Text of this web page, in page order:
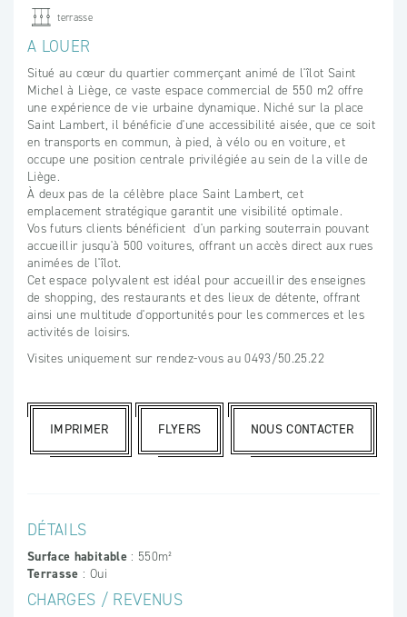
terrasse
A LOUER
Situé au cœur du quartier commerçant animé de l'îlot Saint
Michel à Liège, ce vaste espace commercial de 550 m2 offre
une expérience de vie urbaine dynamique. Niché sur la place
Saint Lambert, il bénéficie d'une accessibilité aisée, que ce soit
en transports en commun, à pied, à vélo ou en voiture, et
occupe une position centrale privilégiée au sein de la ville de
Liège.
À deux pas de la célèbre place Saint Lambert, cet
emplacement stratégique garantit une visibilité optimale.
Vos futurs clients bénéficient d'un parking souterrain pouvant
accueillir jusqu'à 500 voitures, offrant un accès direct aux rues
animées de l'îlot.
Cet espace polyvalent est idéal pour accueillir des enseignes
de shopping, des restaurants et des lieux de détente, offrant
ainsi une multitude d'opportunités pour les commerces et les
activités de loisirs.
Visites uniquement sur rendez-vous au 0493/50.25.22
IMPRIMER FLYERS NOUS CONTACTER
DÉTAILS
Surface habitable: 550m²
Terrasse : Oui
CHARGES / REVENUS